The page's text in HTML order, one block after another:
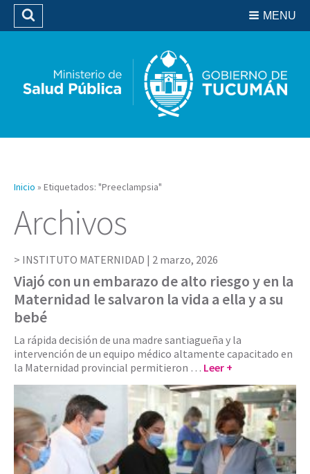
Biblioteca
MENU
Buscar
Inicio » Etiquetados: "Preeclampsia"
Archivos
INSTITUTO MATERNIDAD | 2 marzo, 2026
Viajó con un embarazo de alto riesgo y en la
Maternidad le salvaron la vida a ella y a su
bebé
La rápida decisión de una madre santiagueña y la
intervención de un equipo médico altamente capacitado en
la Maternidad provincial permitieron … Leer +